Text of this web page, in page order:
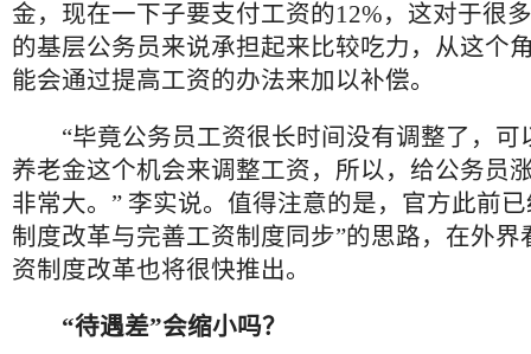
金，现在一下子要支付工资的12%，这对于很
的基层公务员来说承担起来比较吃力，从这个
能会通过提高工资的办法来加以补偿。
“毕竟公务员工资很长时间没有调整了，可
养老金这个机会来调整工资，所以，给公务员
非常大。” 李实说。值得注意的是，官方此前
制度改革与完善工资制度同步”的思路，在外界
资制度改革也将很快推出。
“待遇差”会缩小吗？